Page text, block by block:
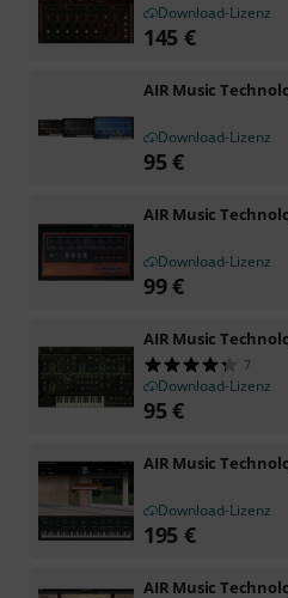
Download-Lizenz
145 €
AIR Music
Download-Lizenz
95€
AIR Music
Download-Lizenz
99€
AIR Music
7
Download-Lizenz
95€
AIR Music
Download-Lizenz
195 €
AIR Music